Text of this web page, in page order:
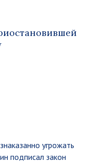
угрожать
подписал закон